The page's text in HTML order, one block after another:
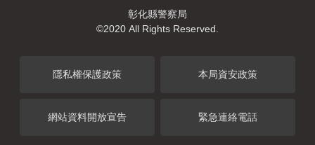
彰化縣警察局
©2020 All Rights Reserved.
隱私權保護政策 本局資安政策
網站資料開放宣告 緊急連絡電話